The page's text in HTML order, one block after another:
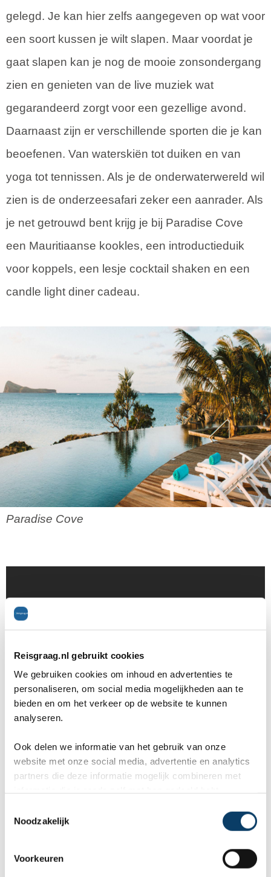
Reisgraag.nl gebruikt cookies
We gebruiken cookies om inhoud en advertenties te
personaliseren, om social media mogelijkheden aan te
bieden en om het verkeer op de website te kunnen
analyseren.
Ook delen we informatie van het gebruik van onze
website met onze social media, advertentie en analytics
partners die deze informatie mogelijk combineren met
Noodzakelijk
Voorkeuren
gelegd. Je kan hier zelfs aangegeven op wat voor
een soort kussen je wilt slapen. Maar voordat je
gaat slapen kan je nog de mooie zonsondergang
zien en genieten van de live muziek wat
gegarandeerd zorgt voor een gezellige avond.
Daarnaast zijn er verschillende sporten die je kan
beoefenen. Van waterskiën tot duiken en van
yoga tot tennissen. Als je de onderwaterwereld wil
zien is de onderzeesafari zeker een aanrader. Als
je net getrouwd bent krijg je bij Paradise Cove
een Mauritiaanse kookles, een introductieduik
voor koppels, een lesje cocktail shaken en een
candle light diner cadeau.
Paradise Cove